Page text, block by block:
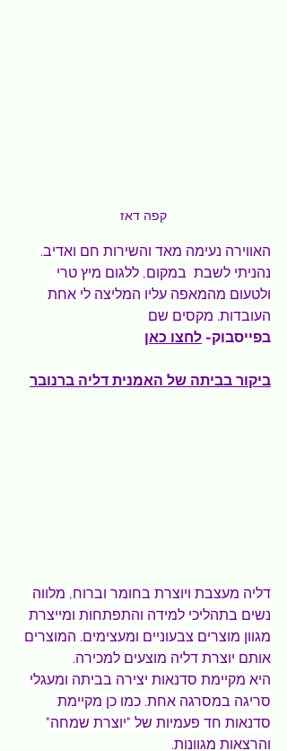
קפה דאז
האווירה נעימה מאד והשירות חם ואדיב.
נהניתי לשבת  במקום, ללגום מיץ טרי
ולטעום מהמאפה עליו המליצה לי אחת
העובדות. מקסים שם
בפייסבוק- לחצו כאן
ביקור בביתה של האמנית דליה ברנובר
דליה מעצבת ויוצרת בחומר וברוח, מלווה
נשים בתהליכי למידה והתפתחות ומייצרת
מגוון מוצרים צבעוניים ומעצימים. המוצרים
אותם יוצרת דליה מוצעים למכירה.
היא מקיימת סדנאות יצירה בביתה ומעגלי
סריגה במסרגה אחת. כמו כן מקיימת
סדנאות חד פעמיות של "יוצרת שמחה"
והרצאות מגוונות.